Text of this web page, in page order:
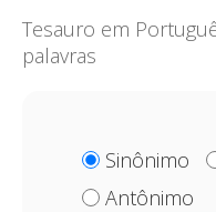
Tesauro em
palavras
Sinônimo
Antônimo